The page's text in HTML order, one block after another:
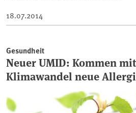
18.07.2014
Gesundheit
Neuer UMID: Kommen
Klimawandel neue